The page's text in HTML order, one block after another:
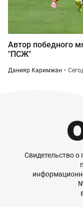
Автор победного
"ПСЖ"
Данияр Каримжан
Свидетельство о